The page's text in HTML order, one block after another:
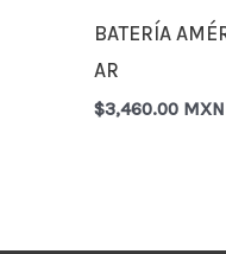
BATERÍA
AR
$3,460.00 MXN